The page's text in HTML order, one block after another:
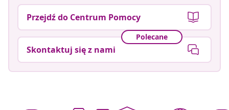
Przejdź do Centrum Pomocy
Polecane
Skontaktuj się z nami